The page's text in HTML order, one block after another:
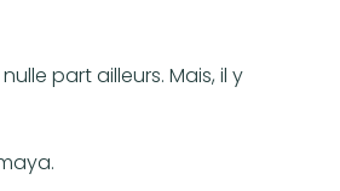
part ailleurs. Mais, il y